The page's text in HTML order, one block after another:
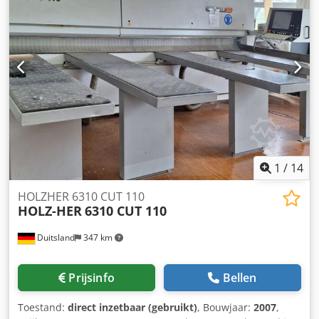
Boorkop met 24 spindels als volgt: - 12 verticale spindels Y-
as Dodjwwiybspfx Aftekr - 6 verticale spindels X-as - 4
horizontale spindels Y-as - 2 horizontale spindels X-as
Automatisch gereedschapswisselsysteem met 18 posities,
geplaatst aan de achterzijde van de machine Frontale
beschermings- en veiligheidssystemen met matten en
beschermnetten Automatisch smeersysteem
Airconditioning voor de schakelkast 1 vacuümpomp
1 / 14
Duitsland 347 km
HOLZHER 6310 CUT 110
HOLZ-HER6310 CUT 110
Prijsinfo Bellen
Toestand: direct inzetbaar (gebruikt), Bouwjaar: 2007,